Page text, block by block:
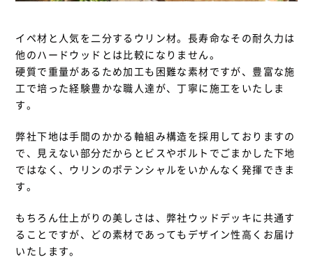
イペ材と人気を二分するウリン材。長寿命なその耐久力は
他のハードウッドとは比較になりません。
硬質で重量があるため加工も困難な素材ですが、豊富な施
工で培った経験豊かな職人達が、丁寧に施工をいたしま
す。
弊社下地は手間のかかる軸組み構造を採用しておりますの
で、見えない部分だからとビスやボルトでごまかした下地
ではなく、ウリンのポテンシャルをいかんなく発揮できま
す。
もちろん仕上がりの美しさは、弊社ウッドデッキに共通す
ることですが、どの素材であってもデザイン性高くお届け
いたします。